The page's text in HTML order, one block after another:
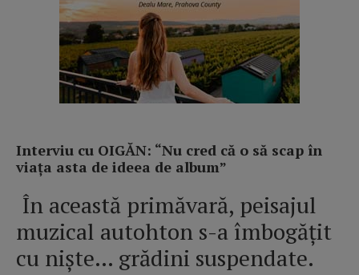
Interviu cu OIGĂN: “Nu cred că o să scap în
viața asta de ideea de album”
În această primăvară, peisajul
muzical autohton s-a îmbogăţit
cu nişte… grădini suspendate.